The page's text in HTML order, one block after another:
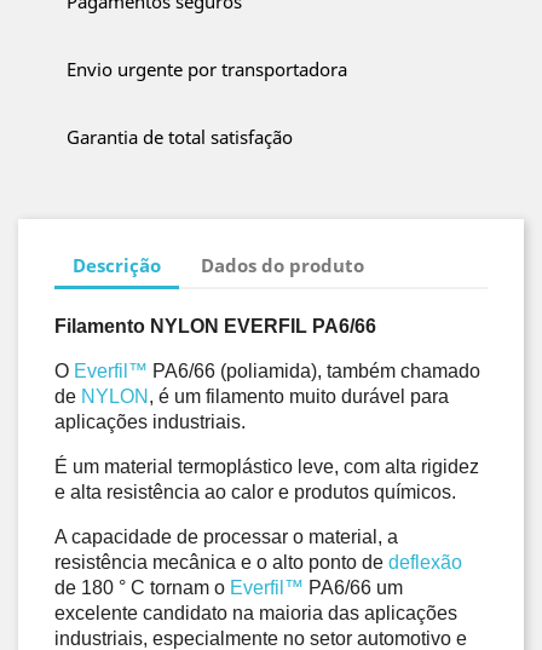
Envio urgente por transportadora
Garantia de total satisfação
Descrição Dados do produto
Filamento NYLON EVERFIL PA6/66
O Everfil™ PA6/66 (poliamida), também chamado
de NYLON , é um filamento muito durável para
aplicações industriais.
É um material termoplástico leve, com alta rigidez
e alta resistência ao calor e produtos químicos.
A capacidade de processar o material, a
resistência mecânica e o alto ponto de deflexão
de 180 ° C tornam o Everfil™ PA6/66 um
excelente candidato na maioria das aplicações
industriais, especialmente no setor automotivo e